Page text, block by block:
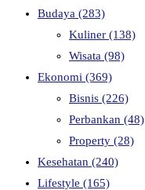
Budaya (283)
Kuliner (138)
Wisata (98)
Ekonomi (369)
Bisnis (226)
Perbankan (48)
Property (28)
Kesehatan (240)
Lifestyle (165)